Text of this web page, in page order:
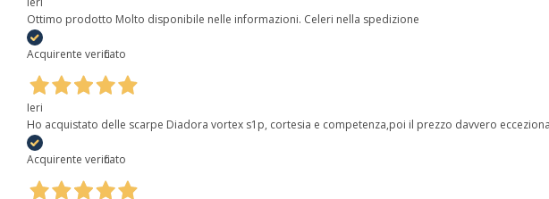
Ottimo prodotto Molto disponibile nelle informazioni. Celeri nella spedizione
Acquirente verificato
Ieri
Ho acquistato delle scarpe Diadora vortex s1p, cortesia e competenza,poi il prezzo davvero
Acquirente verificato